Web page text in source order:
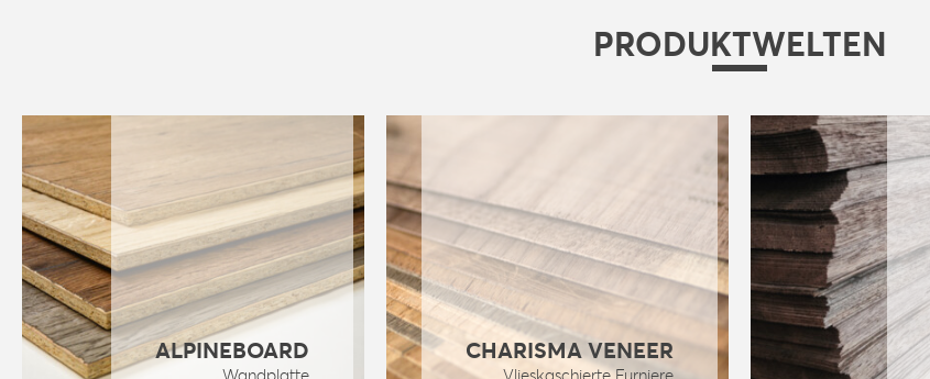
PRODUKTWELTEN
ALPINEBOARD
Wandplatte
CHARISMA VENEER
Vlieskaschierte Furniere